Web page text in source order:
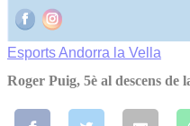
EsportsAndorra la Vella
Roger Puig, 5è al descens de